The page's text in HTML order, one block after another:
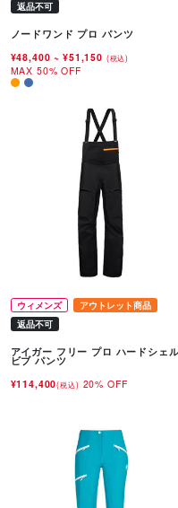
返品不可
ノードワンド プロ パンツ
¥48,400~ ¥51,150 (税込)
MAX 50% OFF
ウィメンズ
アウトレット商品
返品不可
アイガー フリー プロ ハードシェ
ビブ パンツ
¥114,400(税込) 20% OFF